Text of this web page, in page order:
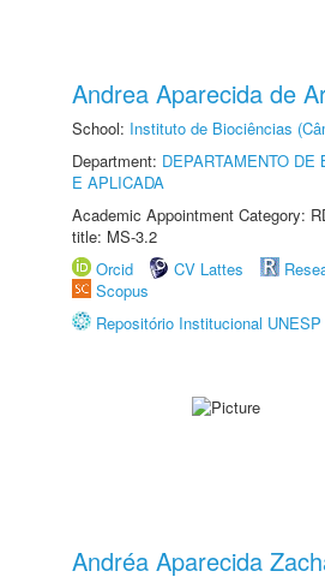
Andrea Aparecida de
School: Instituto de Biociências
Department: DEPARTAMENTO DE
E APLICADA
Academic Appointment Category:
title: MS-3.2
Orcid
CV Lattes
Scopus
Repositório Institucional UNESP
Andréa Aparecida